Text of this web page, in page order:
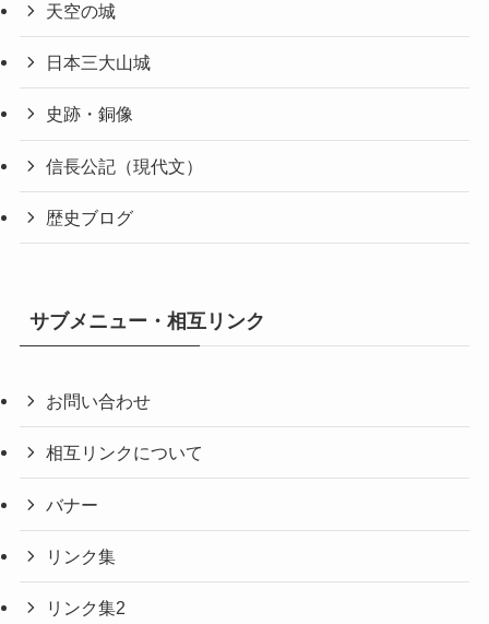
天空の城
日本三大山城
史跡・銅像
信長公記（現代文）
歴史ブログ
サブメニュー・相互リンク
お問い合わせ
相互リンクについて
バナー
リンク集
リンク集2